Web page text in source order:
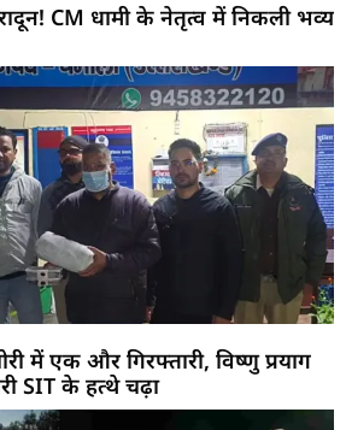
CM धामी के नेतृत्व में निकली भव्य
में एक और गिरफ्तारी, विष्णु प्रयाग
SIT के हत्थे चढ़ा